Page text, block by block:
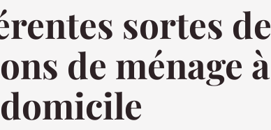
sortes de
de ménage à
domicile